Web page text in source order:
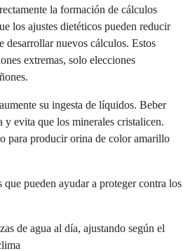
la formación de cálculos
los ajustes dietéticos pueden reducir
desarrollar nuevos cálculos. Estos
extremas, solo elecciones
su ingesta de líquidos. Beber
evita que los minerales cristalicen.
para producir orina de color amarillo
pueden ayudar a proteger contra los
de agua al día, ajustando según el